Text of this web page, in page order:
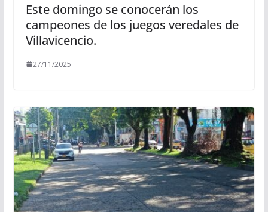
Este domingo se conocerán los
campeones de los juegos veredales de
Villavicencio.
27/11/2025